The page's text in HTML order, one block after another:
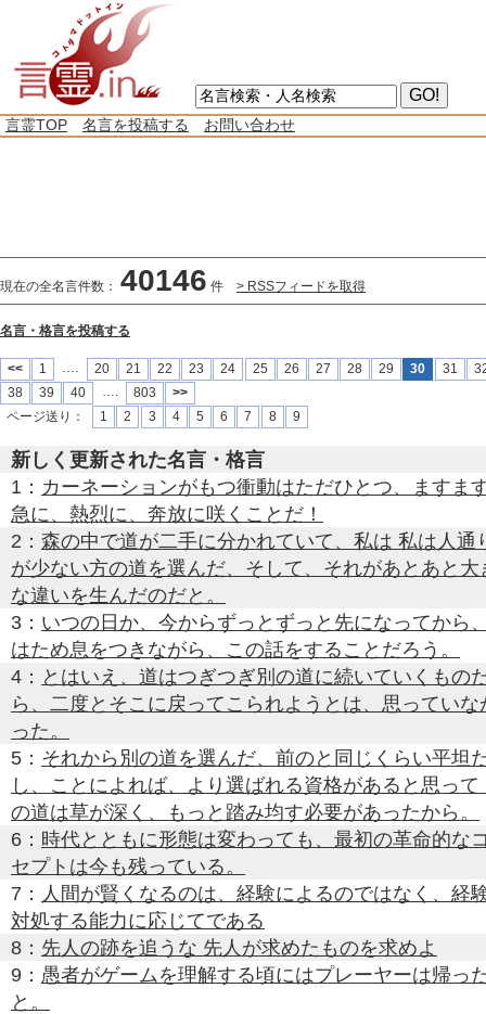
言霊TOP 名言を投稿する お問い合わせ
現在の全名言件数： 40146 件 > RSSフィードを取得
名言・格言を投稿する
<< 1 …. 20 21 22 23 24 25 26 27 28 29 30 31
38
39 40 …. 803
>>
ページ送り：
1 2 3 4 5 6 7 8 9
新しく更新された名言・格言
1： カーネーションがもつ衝動はただひとつ、ますま
急に、熱烈に、奔放に咲くことだ！
2： 森の中で道が二手に分かれていて、私は 私は人通
が少ない方の道を選んだ、そして、それがあとあと大
な違いを生んだのだと。
3： いつの日か、今からずっとずっと先になってから
はため息をつきながら、この話をすることだろう。
4： とはいえ、道はつぎつぎ別の道に続いていくもの
ら、二度とそこに戻ってこられようとは、思っていな
った。
5： それから別の道を選んだ、前のと同じくらい平坦
し、ことによれば、より選ばれる資格があると思って
の道は草が深く、もっと踏み均す必要があったから。
6： 時代とともに形態は変わっても、最初の革命的な
セプトは今も残っている。
7： 人間が賢くなるのは、経験によるのではなく、経
対処する能力に応じてである
8： 先人の跡を追うな 先人が求めたものを求めよ
9： 愚者がゲームを理解する頃にはプレーヤーは帰っ
と。